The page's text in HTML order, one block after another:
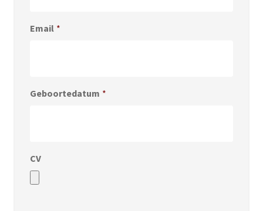
Email *
Geboortedatum *
CV